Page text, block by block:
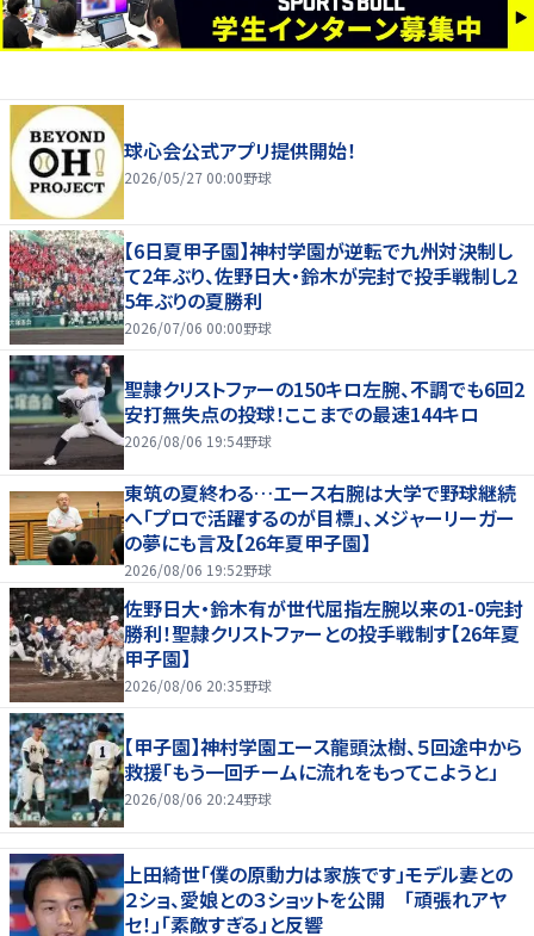
球心会公式アプリ提供開始！
2026/05/27 00:00野球
【6日夏甲子園】神村学園が逆転で九州対決制し
て2年ぶり、佐野日大・鈴木が完封で投手戦制し2
5年ぶりの夏勝利
2026/07/06 00:00野球
聖隷クリストファーの150キロ左腕、不調でも6回2
安打無失点の投球！ここまでの最速144キロ
2026/08/06 19:54野球
東筑の夏終わる…エース右腕は大学で野球継続
へ「プロで活躍するのが目標」、メジャーリーガー
の夢にも言及【26年夏甲子園】
2026/08/06 19:52野球
佐野日大・鈴木有が世代屈指左腕以来の1-0完封
勝利！聖隷クリストファーとの投手戦制す【26年夏
甲子園】
2026/08/06 20:35野球
【甲子園】神村学園エース龍頭汰樹、５回途中から
救援「もう一回チームに流れをもってこようと」
2026/08/06 20:24野球
上田綺世「僕の原動力は家族です」モデル妻との
２ショ、愛娘との３ショットを公開 「頑張れアヤ
セ！」「素敵すぎる」と反響